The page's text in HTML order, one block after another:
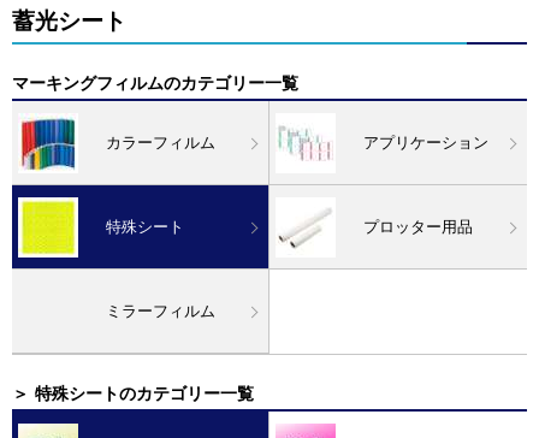
蓄光シート
マーキングフィルムのカテゴリー一覧
カラーフィルム アプリケーション
特殊シート プロッター用品
ミラーフィルム
＞ 特殊シートのカテゴリー一覧